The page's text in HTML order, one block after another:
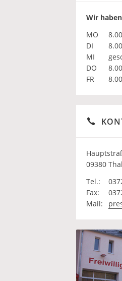
Wir
MO
DI
MI
DO
FR
09380
Tel.:
Fax:
Mail: